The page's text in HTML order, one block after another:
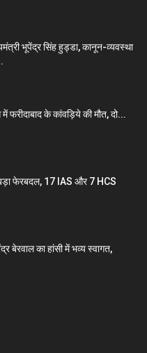
भूपेंद्र सिंह हुड्डा, कानून-व्यवस्था
में फरीदाबाद के कांवड़िये की मौत, दो...
बड़ा फेरबदल, 17 IAS और 7 HCS
बेरवाल का हांसी में भव्य स्वागत,